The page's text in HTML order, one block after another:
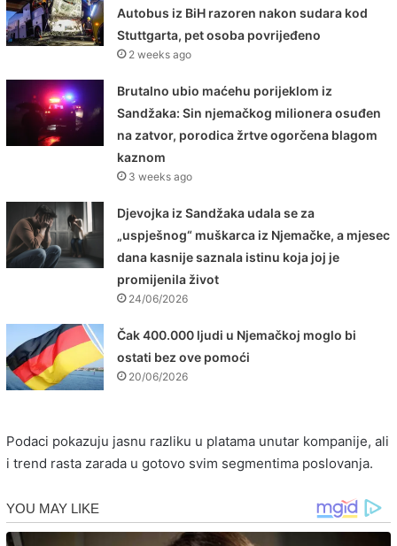
Autobus iz BiH razoren nakon sudara kod
Stuttgarta, pet osoba povrijeđeno
2 weeks ago
Brutalno ubio maćehu porijeklom iz
Sandžaka: Sin njemačkog milionera osuđen
na zatvor, porodica žrtve ogorčena blagom
kaznom
3 weeks ago
Djevojka iz Sandžaka udala se za
„uspješnog“ muškarca iz Njemačke, a mjesec
dana kasnije saznala istinu koja joj je
promijenila život
24/06/2026
Čak 400.000 ljudi u Njemačkoj moglo bi
ostati bez ove pomoći
20/06/2026
Podaci pokazuju jasnu razliku u platama unutar kompanije, ali
i trend rasta zarada u gotovo svim segmentima poslovanja.